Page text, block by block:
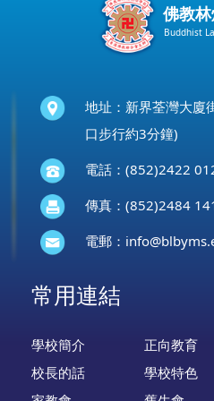
佛教
Buddhist
地址：新界荃灣大廈
口步行約3分鐘)
電話：(852)2422
傳真：(852)2484
電郵：
常用連結
學校簡介 正向教育
校長的話
學校特色